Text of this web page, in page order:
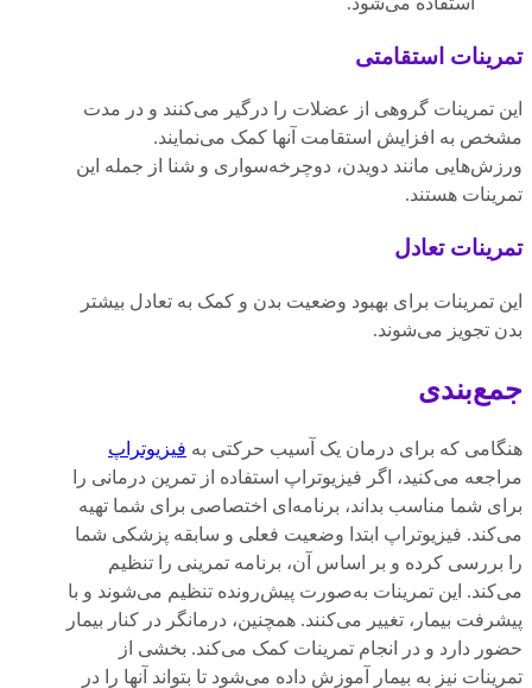
تمرینات استقامتی
این تمرینات گروهی از عضلات را درگیر می‌کنند و در مدت
مشخص به افزایش استقامت آنها کمک می‌نمایند.
ورزش‌هایی مانند دویدن، دوچرخه‌سواری و شنا از جمله این
تمرینات هستند.
تمرینات تعادل
این تمرینات برای بهبود وضعیت بدن و کمک به تعادل بیشتر
بدن تجویز می‌شوند.
جمع‌بندی
هنگامی که برای درمان یک آسیب حرکتی به فیزیوتراپ
مراجعه می‌کنید، اگر فیزیوتراپ استفاده از تمرین درمانی را
برای شما مناسب بداند، برنامه‌ای اختصاصی برای شما تهیه
می‌کند. فیزیوتراپ ابتدا وضعیت فعلی و سابقه پزشکی شما
را بررسی کرده و بر اساس آن، برنامه تمرینی را تنظیم
می‌کند. این تمرینات به‌صورت پیش‌رونده تنظیم می‌شوند و با
پیشرفت بیمار، تغییر می‌کنند. همچنین، درمانگر در کنار بیمار
حضور دارد و در انجام تمرینات کمک می‌کند. بخشی از
تمرینات نیز به بیمار آموزش داده می‌شود تا بتواند آنها را در